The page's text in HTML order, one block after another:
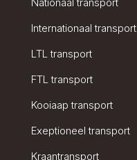
Internationaal transport
LTL transport
FTL transport
Kooiaap transport
Exeptioneel transport
Kraantransport